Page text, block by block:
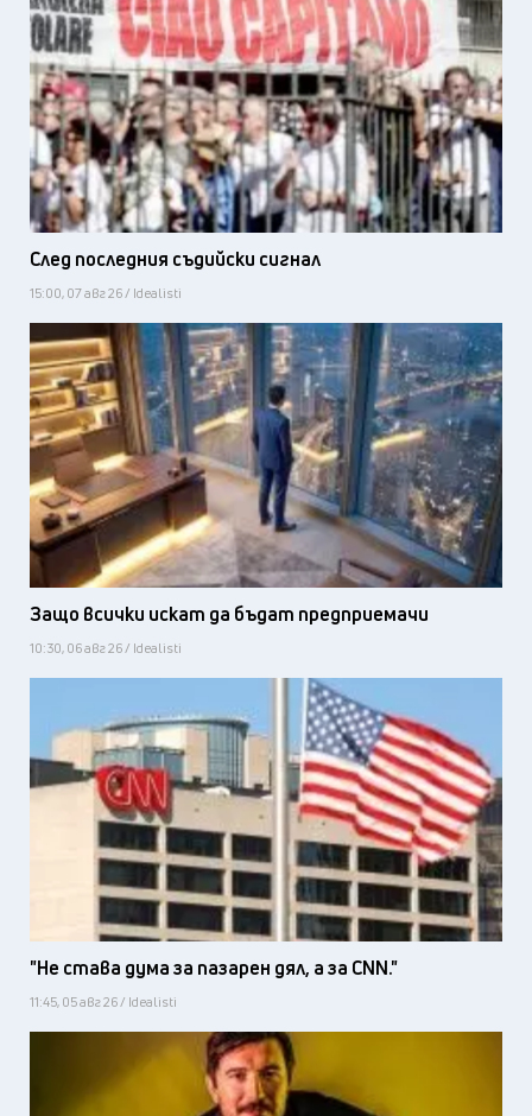
След последния съдийски сигнал
15:00, 07 авг 26 / Idealisti
Защо всички искат да бъдат предприемачи
10:30, 06 авг 26 / Idealisti
"Не става дума за пазарен дял, а за CNN."
11:45, 05 авг 26 / Idealisti